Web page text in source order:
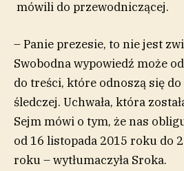
mówili do przewodniczącej.
– Panie prezesie, to nie jest
Swobodna wypowiedź może
do treści, które odnoszą się
śledczej. Uchwała, która
Sejm mówi o tym, że nas
od 16 listopada 2015 roku do
roku – wytłumaczyła Sroka.